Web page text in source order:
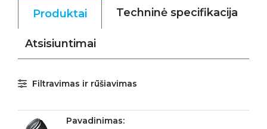
Produktai Techninė specifikacija
Atsisiuntimai
Filtravimas ir rūšiavimas